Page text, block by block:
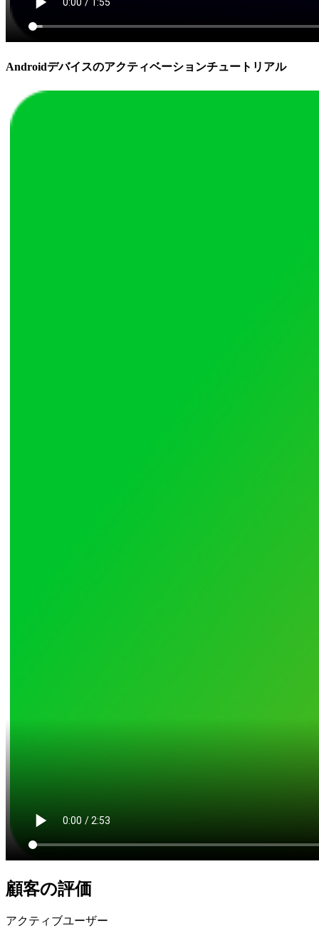
Androidデバイスのアクティベーションチュートリアル
顧客の評価
アクティブユーザー